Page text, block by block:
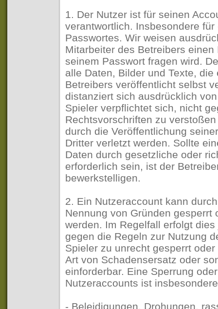
1. Der Nutzer ist für seinen
verantwortlich. Insbesondere
Passwortes. Wir weisen
Mitarbeiter des Betreibers
seinem Passwort fragen wird.
alle Daten, Bilder und Texte,
Betreibers veröffentlicht selbst
distanziert sich ausdrücklich
Spieler verpflichtet sich, nicht
Rechtsvorschriften zu
durch die Veröffentlichung
Dritter verletzt werden. Sollte
Daten durch gesetzliche oder
erforderlich sein, ist der
bewerkstelligen.
2. Ein Nutzeraccount kann
Nennung von Gründen gesperrt
werden. Im Regelfall erfolgt
gegen die Regeln zur Nutzung
Spieler zu unrecht gesperrt
Art von Schadensersatz oder
einforderbar. Eine Sperrung
Nutzeraccounts ist
- Beleidigungen, Drohungen,